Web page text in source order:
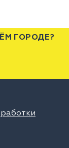
ГОРОДЕ?